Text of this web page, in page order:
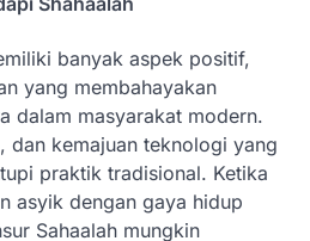
banyak aspek positif,
yang membahayakan
dalam masyarakat modern.
dan kemajuan teknologi yang
praktik tradisional. Ketika
asyik dengan gaya hidup
Sahaalah mungkin